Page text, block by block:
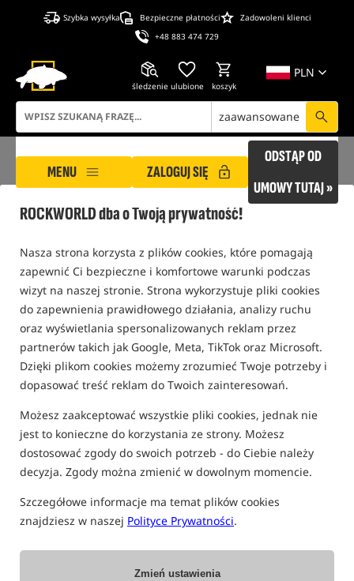
ROCKWORLD dba o Twoją prywatność!
Nasza strona korzysta z plików cookies, które pomagają
zapewnić Ci bezpieczne i komfortowe warunki podczas
wizyt na naszej stronie. Strona wykorzystuje pliki cookies
do zapewnienia prawidłowego działania, analizy ruchu
oraz wyświetlania spersonalizowanych reklam przez
partnerów takich jak Google, Meta, TikTok oraz Microsoft.
Dzięki plikom cookies możemy zrozumieć Twoje potrzeby i
dopasować treść reklam do Twoich zainteresowań.
Możesz zaakceptować wszystkie pliki cookies, jednak nie
jest to konieczne do korzystania ze strony. Możesz
dostosować zgody do swoich potrzeb - do Ciebie należy
decyzja. Zgody można zmienić w dowolnym momencie.
Szczegółowe informacje ma temat plików cookies
znajdziesz w naszej Polityce Prywatności.
Zmień ustawienia
Szybka wysyłka Bezpieczne płatności
Zadowoleni klienci
+48 883 474 729
PLN
śledzenie ulubione koszyk
zaawansowane
MENU ZALOGUJ SIĘ
ODSTĄP OD
UMOWY TUTAJ »
waga-do-wazenia-ryb
WAGA-DO-WAZENIA-RYB
BLOG